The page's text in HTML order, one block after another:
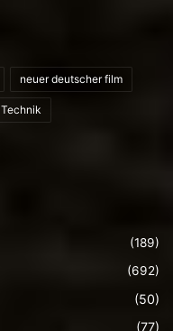
neuer deutscher film
Technik
(189)
(692)
(50)
(77)